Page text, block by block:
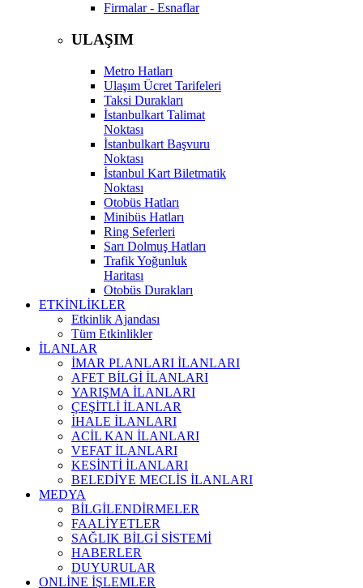
Firmalar - Esnaflar
ULAŞIM
Metro Hatları
Ulaşım Ücret Tarifeleri
Taksi Durakları
İstanbulkart Talimat
Noktası
İstanbulkart Başvuru
Noktası
İstanbul Kart Biletmatik
Noktası
Otobüs Hatları
Minibüs Hatları
Ring Seferleri
Sarı Dolmuş Hatları
Trafik Yoğunluk
Haritası
Otobüs Durakları
ETKİNLİKLER
Etkinlik Ajandası
Tüm Etkinlikler
İLANLAR
İMAR PLANLARI İLANLARI
AFET BİLGİ İLANLARI
YARIŞMA İLANLARI
ÇEŞİTLİ İLANLAR
İHALE İLANLARI
ACİL KAN İLANLARI
VEFAT İLANLARI
KESİNTİ İLANLARI
BELEDİYE MECLİS İLANLARI
MEDYA
BİLGİLENDİRMELER
FAALİYETLER
SAĞLIK BİLGİ SİSTEMİ
HABERLER
DUYURULAR
ONLİNE İŞLEMLER